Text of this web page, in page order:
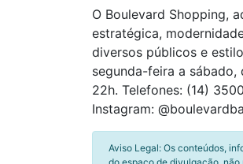
O Boulevard Shopping,
estratégica,
diversos públicos e
segunda-feira a sábado,
22h. Telefones: (14)
Instagram:
Aviso Legal: Os conteúdos,